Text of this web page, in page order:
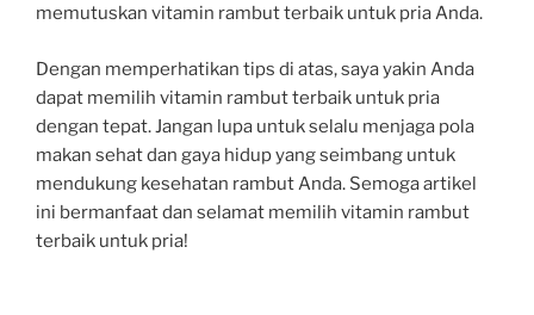
memutuskan vitamin rambut terbaik untuk pria Anda.
Dengan memperhatikan tips di atas, saya yakin Anda
dapat memilih vitamin rambut terbaik untuk pria
dengan tepat. Jangan lupa untuk selalu menjaga pola
makan sehat dan gaya hidup yang seimbang untuk
mendukung kesehatan rambut Anda. Semoga artikel
ini bermanfaat dan selamat memilih vitamin rambut
terbaik untuk pria!